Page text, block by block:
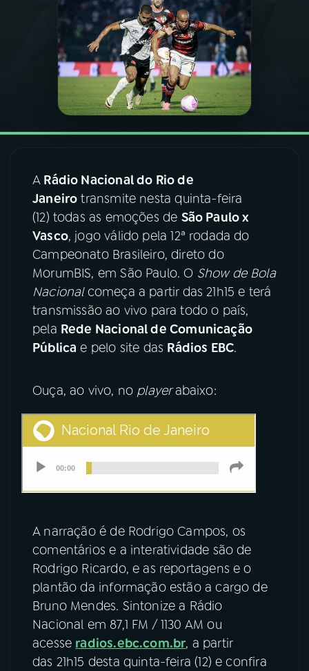
PROGRAMAS
PODCASTS
VIDEOCASTS
ACOMPANHE A RÁDIO NACIONAL
YouTube
Instagram X
TikTok
A Rádio Nacional do Rio de
Janeiro transmite nesta quinta-feira
(12) todas as emoções de São Paulo x
Vasco, jogo válido pela 12ª rodada do
Campeonato Brasileiro, direto do
MorumBIS, em São Paulo. O Show de Bola
Nacionalcomeça a partir das 21h15 e terá
transmissão ao vivo para todo o país,
pela Rede Nacional de Comunicação
Pública e pelo site das Rádios EBC.
Ouça, ao vivo, no playerabaixo:
A narração é de Rodrigo Campos, os
comentários e a interatividade são de
Rodrigo Ricardo, e as reportagens e o
plantão da informação estão a cargo de
Bruno Mendes. Sintonize a Rádio
Nacional em 87,1 FM / 1130 AM ou
acesse radios.ebc.com.br, a partir
das 21h15 desta quinta-feira (12) e confira